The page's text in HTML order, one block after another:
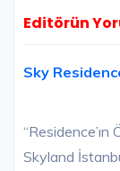
Editörün
Sky
Skyland